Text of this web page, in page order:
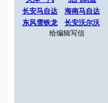
长安马自达
海南马自达
东风雪铁龙
长安沃尔沃
给编辑写信